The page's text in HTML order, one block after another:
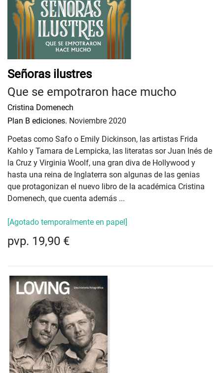
Señoras ilustres
Que se empotraron hace mucho
Cristina Domenech
Plan B ediciones. Noviembre 2020
Poetas como Safo o Emily Dickinson, las artistas Frida
Kahlo y Tamara de Lempicka, las literatas sor Juan Inés de
la Cruz y Virginia Woolf, una gran diva de Hollywood y
hasta una reina de Inglaterra son algunas de las genias
que protagonizan el nuevo libro de la académica Cristina
Domenech, que cuenta además ...
[Agotado temporalmente en papel]
pvp. 19,90 €